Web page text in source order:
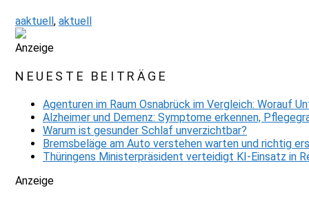
aaktuell, aktuell
Anzeige
NEUESTE BEITRÄGE
Agenturen im Raum Osnabrück im Vergleich: Worauf
Alzheimer und Demenz: Symptome erkennen,
Warum ist gesunder Schlaf unverzichtbar?
Bremsbeläge am Auto verstehen warten und richtig
Thüringens Ministerpräsident verteidigt KI-Einsatz in
Anzeige